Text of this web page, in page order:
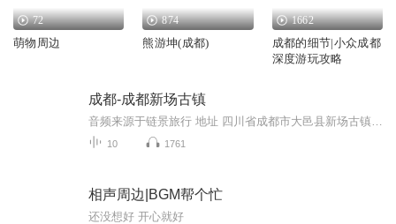
72
萌物周边
874
熊游坤(成都)
1662
成都的细节|小众成都
深度游玩攻略
成都-成都新场古镇
10 1761
相声周边|BGM帮个忙
还没想好 开心就好